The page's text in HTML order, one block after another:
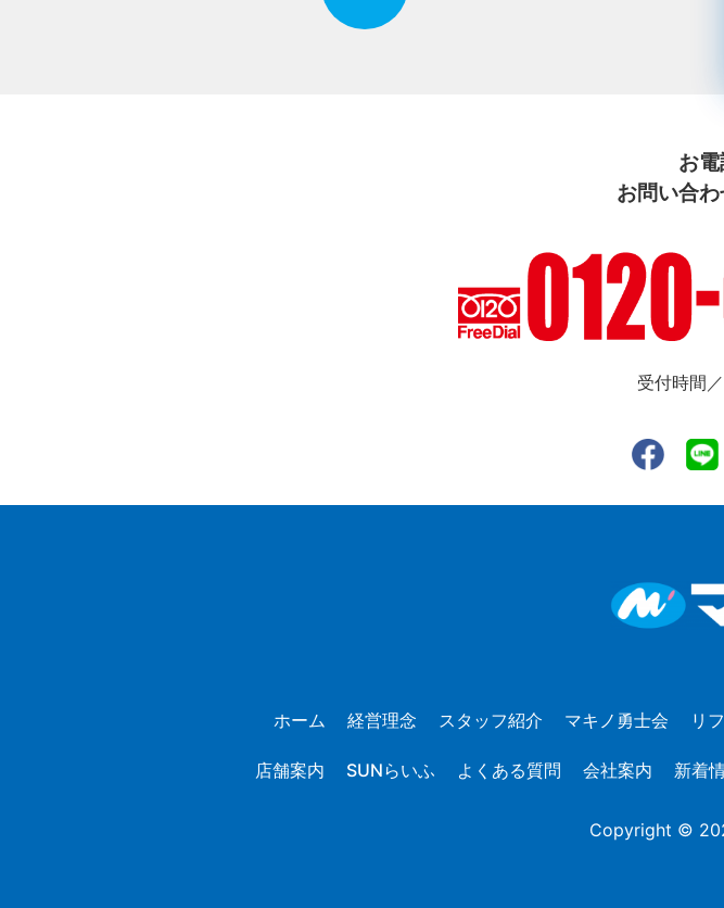
お
お問い合
受付時間
ホーム 経営理念 スタッフ紹介 マキノ勇士会 リ
店舗案内 SUNらいふ よくある質問 会社案内 新着
Copyright ©